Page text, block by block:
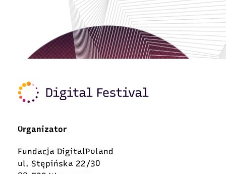
Organizator
Fundacja DigitalPoland
ul. Stępińska 22/30